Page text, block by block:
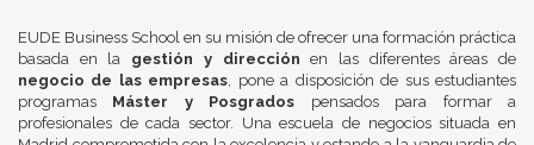
EUDE Business School en su misión de ofrecer una formación práctica
basada en la gestión y dirección en las diferentes áreas de
negocio de las empresas , pone a disposición de sus estudiantes
programas Máster y Posgrados pensados para formar a
profesionales de cada sector. Una escuela de negocios situada en